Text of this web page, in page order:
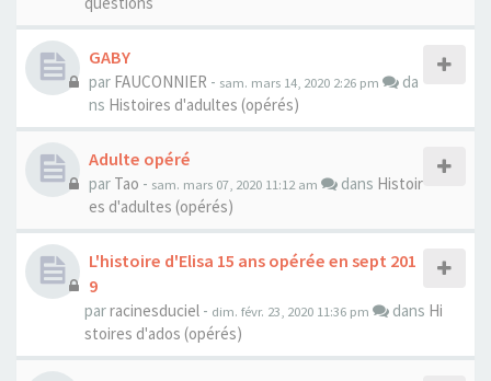
GABY
par FAUCONNIER - sam. mars 14, 2020 2:26 pm
da
ns Histoires d'adultes (opérés)
Adulte opéré
par Tao - sam. mars 07, 2020 11:12 am dans Histoir
es d'adultes (opérés)
L'histoire d'Elisa 15 ans opérée en sept 201
9
parracinesduciel - dim. févr. 23, 2020 11:36 pm dans Hi
stoires d'ados (opérés)